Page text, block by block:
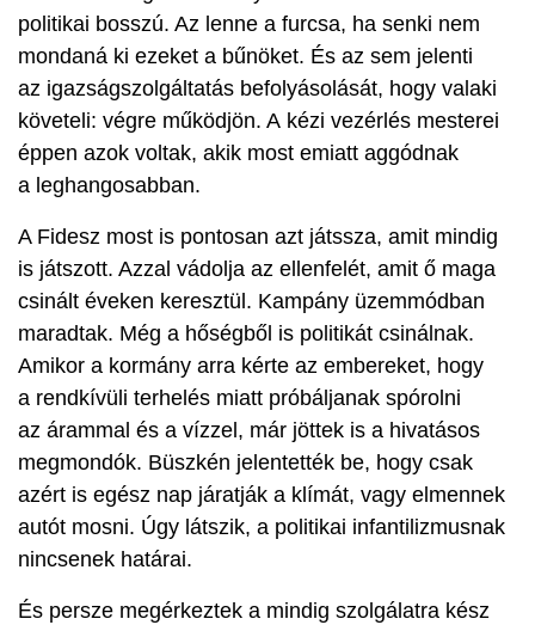
politikai bosszú. Az lenne a furcsa, ha senki nem
mondaná ki ezeket a bűnöket. És az sem jelenti
az igazságszolgáltatás befolyásolását, hogy valaki
követeli: végre működjön. A kézi vezérlés mesterei
éppen azok voltak, akik most emiatt aggódnak
a leghangosabban.
A Fidesz most is pontosan azt játssza, amit mindig
is játszott. Azzal vádolja az ellenfelét, amit ő maga
csinált éveken keresztül. Kampány üzemmódban
maradtak. Még a hőségből is politikát csinálnak.
Amikor a kormány arra kérte az embereket, hogy
a rendkívüli terhelés miatt próbáljanak spórolni
az árammal és a vízzel, már jöttek is a hivatásos
megmondók. Büszkén jelentették be, hogy csak
azért is egész nap járatják a klímát, vagy elmennek
autót mosni. Úgy látszik, a politikai infantilizmusnak
nincsenek határai.
És persze megérkeztek a mindig szolgálatra kész